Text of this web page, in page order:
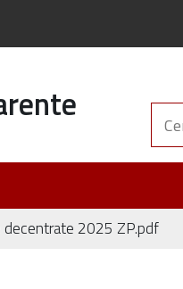
decentrate 2025 ZP.pdf